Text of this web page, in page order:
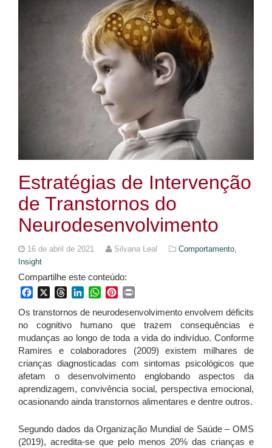
Estratégias de Intervenção
de Transtornos do
Neurodesenvolvimento
16 de abril de 2021 Silvana Leal
Comportamento,
Insight
Compartilhe este conteúdo:
FacebookThreadsLinkedInWhatsApp
Pinterest
Os transtornos de neurodesenvolvimento envolvem déficits
no cognitivo humano que trazem consequências e
mudanças ao longo de toda a vida do indivíduo. Conforme
Ramires e colaboradores (2009) existem milhares de
crianças diagnosticadas com sintomas psicológicos que
afetam o desenvolvimento englobando aspectos da
aprendizagem, convivência social, perspectiva emocional,
ocasionando ainda transtornos alimentares e dentre outros.
Segundo dados da Organização Mundial de Saúde – OMS
(2019), acredita-se que pelo menos 20% das crianças e